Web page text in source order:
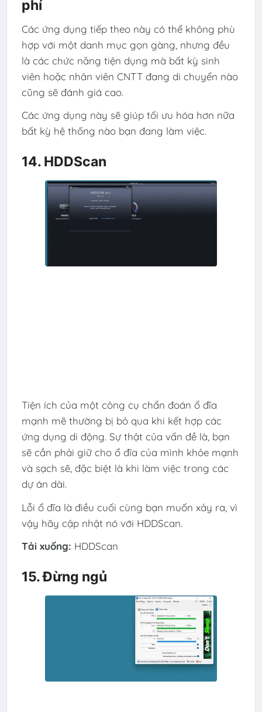
phí
Các ứng dụng tiếp theo này có thể không phù
hợp với một danh mục gọn gàng, nhưng đều
là các chức năng tiện dụng mà bất kỳ sinh
viên hoặc nhân viên CNTT đang di chuyển nào
cũng sẽ đánh giá cao.
Các ứng dụng này sẽ giúp tối ưu hóa hơn nữa
bất kỳ hệ thống nào bạn đang làm việc.
14. HDDScan
Tiện ích của một công cụ chẩn đoán ổ đĩa
mạnh mẽ thường bị bỏ qua khi kết hợp các
ứng dụng di động. Sự thật của vấn đề là, bạn
sẽ cần phải giữ cho ổ đĩa của mình khỏe mạnh
và sạch sẽ, đặc biệt là khi làm việc trong các
dự án dài.
Lỗi ổ đĩa là điều cuối cùng bạn muốn xảy ra, vì
vậy hãy cập nhật nó với HDDScan.
Tải xuống: HDDScan
15. Đừng ngủ